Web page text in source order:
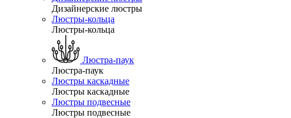
Дизайнерские люстры
Люстры-кольца
Люстры-кольца
Люстра-паук
Люстра-паук
Люстры каскадные
Люстры каскадные
Люстры подвесные
Люстры подвесные